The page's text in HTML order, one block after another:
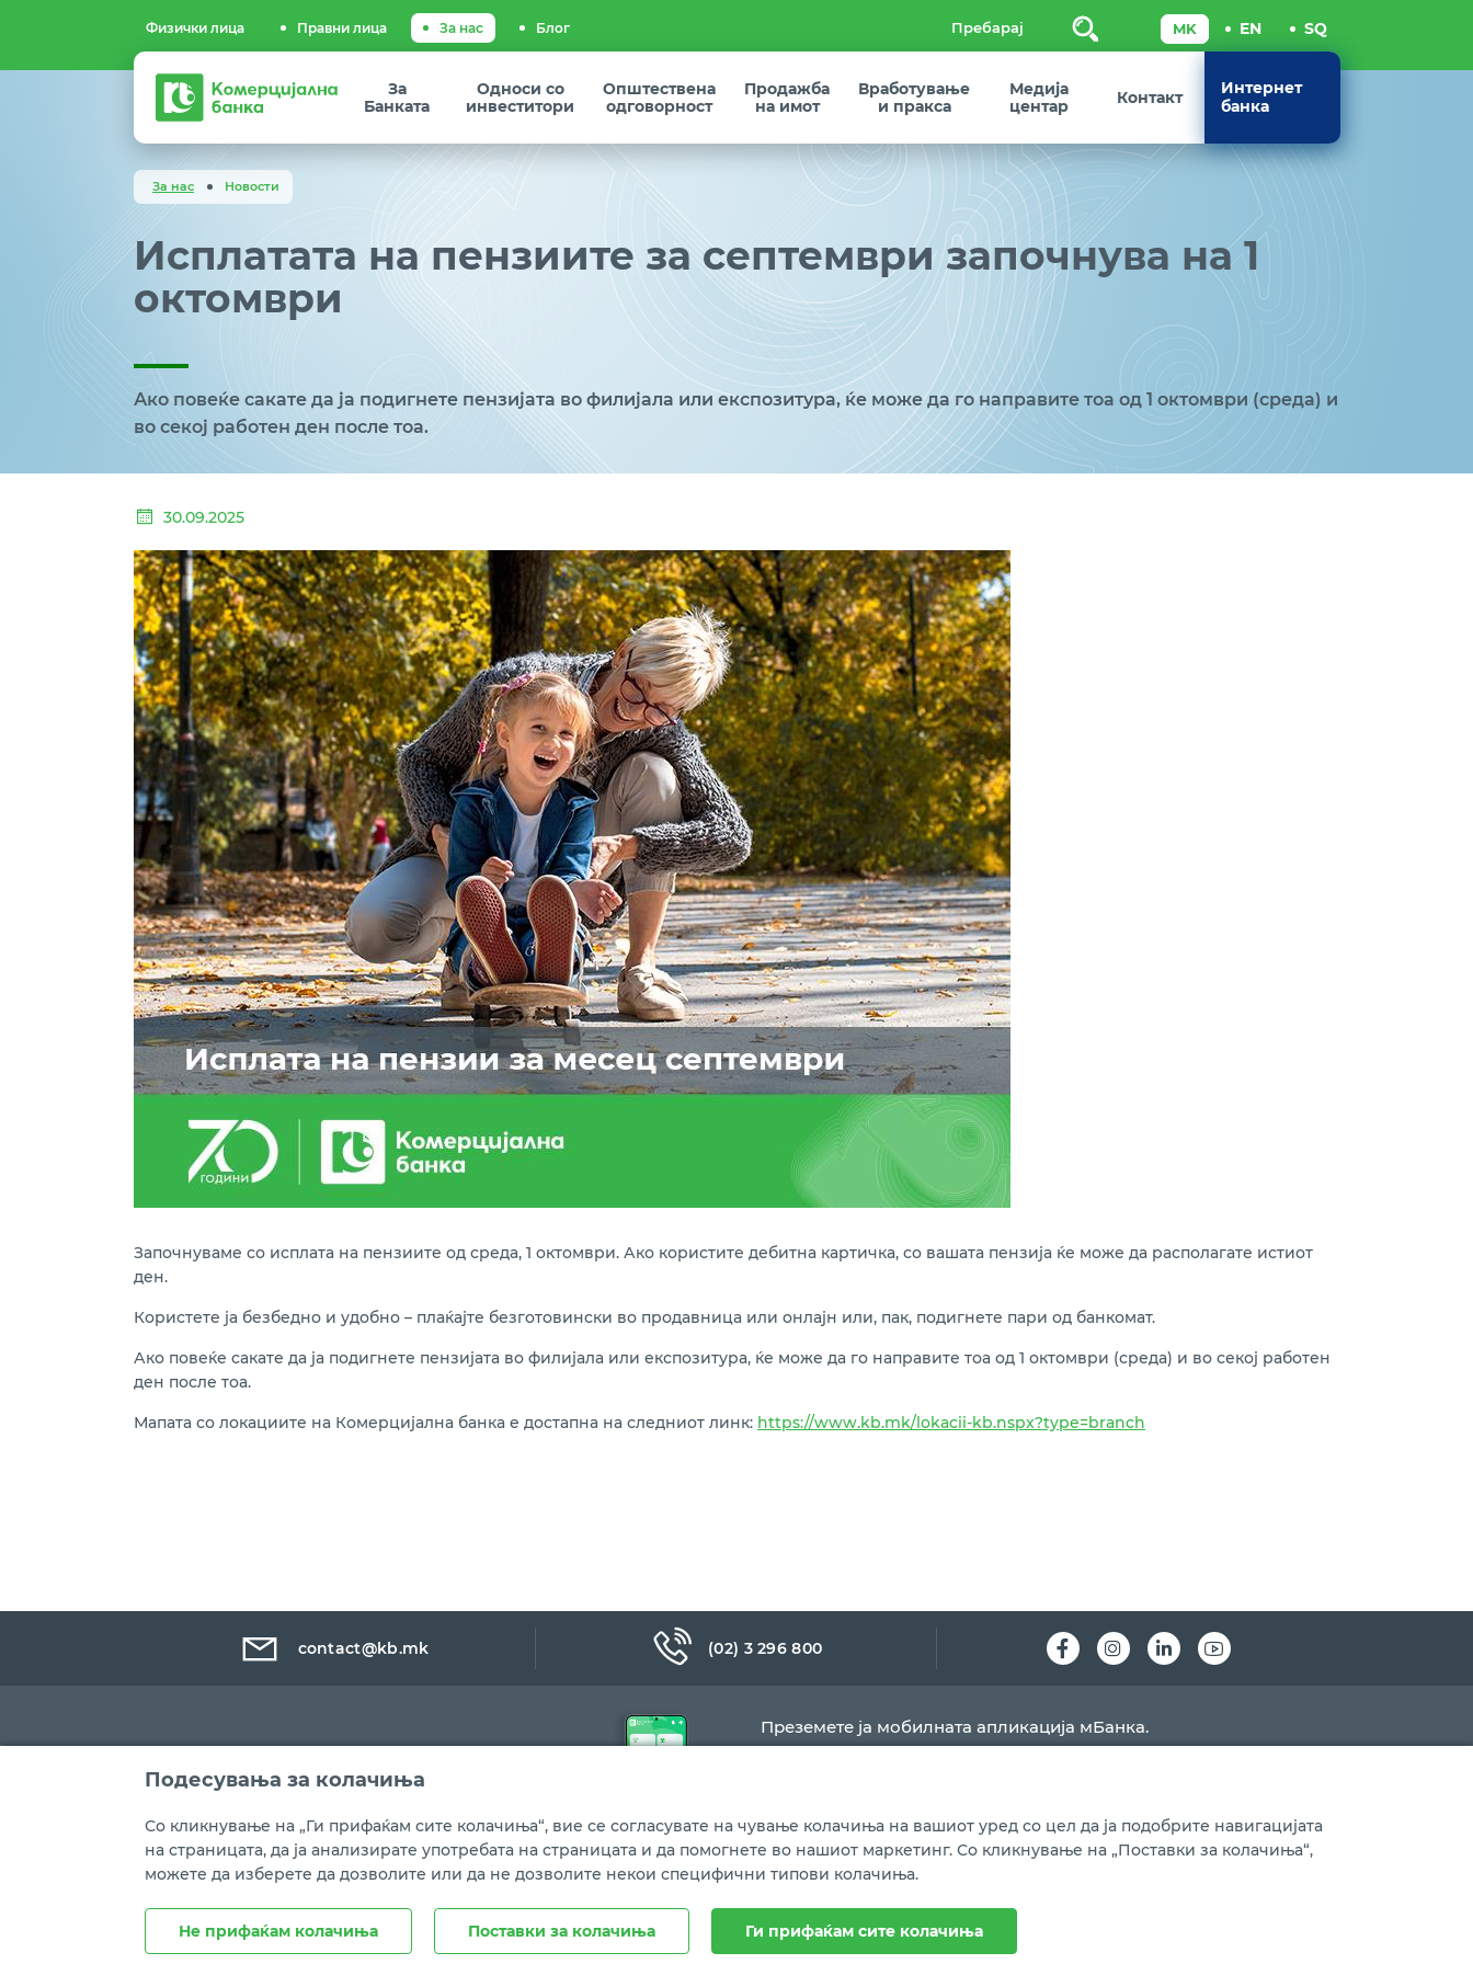
Физички лица Правни лица За нас Блог Пребарај
Комерцијална
банка
За
Банката
Односи со
инвеститори
Општествена
одговорност
Продажба
на имот
Вработување
и пракса
Медија
центар
Контакт
Интернет
банка
За нас Новости
Исплатата на пензиите за септември започнува на 1
октомври
Ако повеќе сакате да ја подигнете пензијата во филијала или експозитура, ќе може да го направите тоа од 1 октомври (среда) и
во секој работен ден после тоа.
30.09.2025
Започнуваме со исплата на пензиите од среда, 1 октомври. Ако користите дебитна картичка, со вашата пензија ќе може да располагате истиот
ден.
Користете ја безбедно и удобно – плаќајте безготовински во продавница или онлајн или, пак, подигнете пари од банкомат.
Ако повеќе сакате да ја подигнете пензијата во филијала или експозитура, ќе може да го направите тоа од 1 октомври (среда) и во секој работен
ден после тоа.
Мапата со локациите на Комерцијална банка е достапна на следниот линк: https://www.kb.mk/lokacii-kb.nspx?type=branch
contact@kb.mk (02) 3 296 800 Instagram
LinkedInYoutube
Преземете ја мобилната апликација мБанка.
Правни напомени Политика на приватност Политика за колачиња
Copyright © Комерцијална банка АД Скопје, 2021 година.Сите права се задржани.
Подесувања за колачиња
Со кликнување на „Ги прифаќам сите колачиња“, вие се согласувате на чување колачиња на вашиот уред со цел да ја подобрите навигацијата
на страницата, да ја анализирате употребата на страницата и да помогнете во нашиот маркетинг. Со кликнување на „Поставки за колачиња“,
можете да изберете да дозволите или да не дозволите некои специфични типови колачиња.
Не прифаќам колачиња Поставки за колачиња Ги прифаќам сите колачиња